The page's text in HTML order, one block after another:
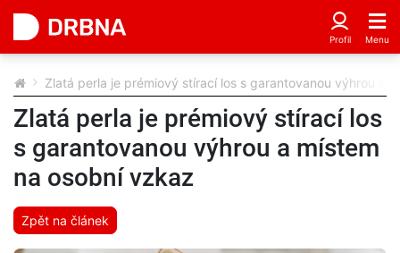
Zlatá perla je prémiový stírací los s garantovanou výhrou a
Zlatá perla je prémiový stírací los
s garantovanou výhrou a místem
na osobní vzkaz
Zpět na článek